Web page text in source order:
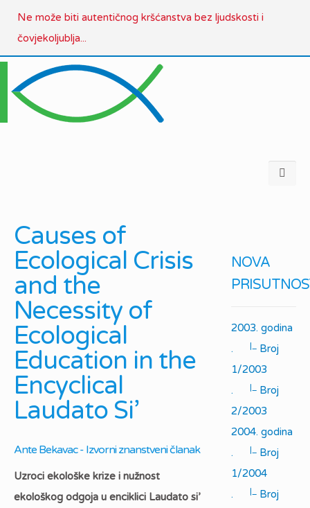
Ne može biti autentičnog kršćanstva bez ljudskosti i
čovjekoljublja...
Causes of
Ecological Crisis
and the
Necessity of
Ecological
Education in the
Encyclical
Laudato Si’
Ante Bekavac - Izvorni znanstveni članak
Uzroci ekološke krize i nužnost
ekološkog odgoja u enciklici Laudato si’
NOVA
2003. godina
.
|_ Broj
1/2003
.
|_ Broj
2/2003
2004. godina
.
|_ Broj
1/2004
.
|_ Broj